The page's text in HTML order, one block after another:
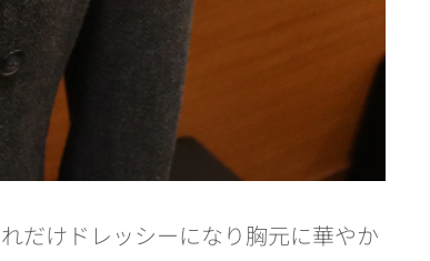
だけドレッシーになり胸元に華やか